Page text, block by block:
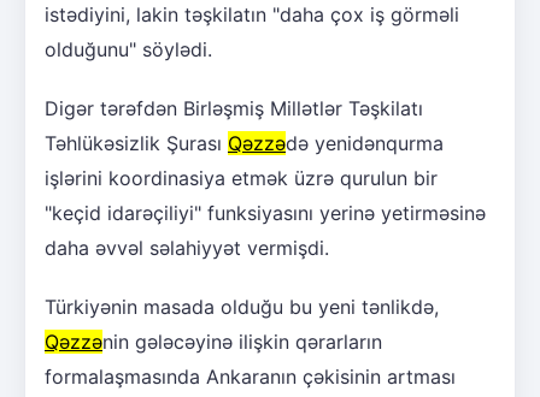
istədiyini, lakin təşkilatın "daha çox iş görməli
olduğunu" söylədi.
Digər tərəfdən Birləşmiş Millətlər Təşkilatı
Təhlükəsizlik Şurası Qəzzədə yenidənqurma
işlərini koordinasiya etmək üzrə qurulun bir
"keçid idarəçiliyi" funksiyasını yerinə yetirməsinə
daha əvvəl səlahiyyət vermişdi.
Türkiyənin masada olduğu bu yeni tənlikdə,
Qəzzənin gələcəyinə ilişkin qərarların
formalaşmasında Ankaranın çəkisinin artması